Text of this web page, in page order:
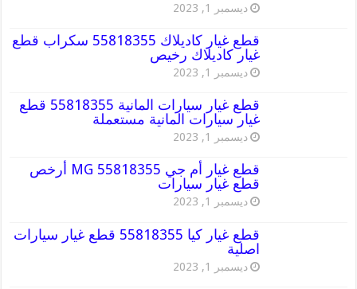
ديسمبر 1, 2023
قطع غيار كاديلاك 55818355 سكراب قطع
غيار كاديلاك رخيص
ديسمبر 1, 2023
قطع غيار سيارات المانية 55818355 قطع
غيار سيارات المانية مستعملة
ديسمبر 1, 2023
قطع غيار أم جي MG 55818355 أرخص
قطع غيار سيارات
ديسمبر 1, 2023
قطع غيار كيا 55818355 قطع غيار سيارات
اصلية
ديسمبر 1, 2023